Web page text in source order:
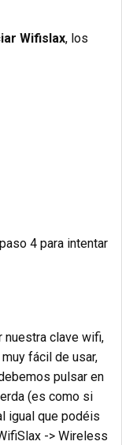
Wifislax, los
4 para intentar
nuestra clave wifi,
fácil de usar,
pulsar en
(es como si
igual que podéis
-> Wireless